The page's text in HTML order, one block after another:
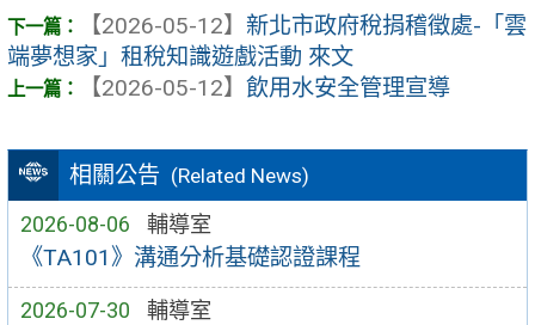
相關公告 (Related News)
2026-08-06 輔導室
《TA101》溝通分析基礎認證課程
2026-07-30 輔導室
【2026-05-12】 新北市政府稅捐稽徵處-「雲
端夢想家」租稅知識遊戲活動 來文
【2026-05-12】 飲用水安全管理宣導